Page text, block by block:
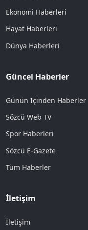
Ekonomi Haberleri
Hayat Haberleri
Dünya Haberleri
Güncel Haberler
Günün İçinden Haberler
Sözcü Web TV
Spor Haberleri
Sözcü E-Gazete
Tüm Haberler
İletişim
İletişim